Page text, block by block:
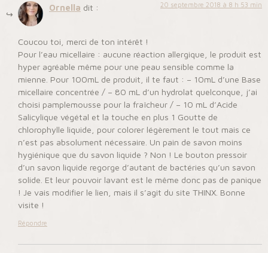
Ornella dit : 20 septembre 2018 à 8 h 53 min
Coucou toi, merci de ton intérêt !
Pour l’eau micellaire : aucune réaction allergique, le produit est
hyper agréable même pour une peau sensible comme la
mienne. Pour 100mL de produit, il te faut : – 10mL d’une Base
micellaire concentrée / – 80 mL d’un hydrolat quelconque, j’ai
choisi pamplemousse pour la fraîcheur / – 10 mL d’Acide
Salicylique végétal et la touche en plus 1 Goutte de
chlorophylle liquide, pour colorer légèrement le tout mais ce
n’est pas absolument nécessaire. Un pain de savon moins
hygiénique que du savon liquide ? Non ! Le bouton pressoir
d’un savon liquide regorge d’autant de bactéries qu’un savon
solide. Et leur pouvoir lavant est le même donc pas de panique
! Je vais modifier le lien, mais il s’agit du site THINX. Bonne
visite !
Répondre